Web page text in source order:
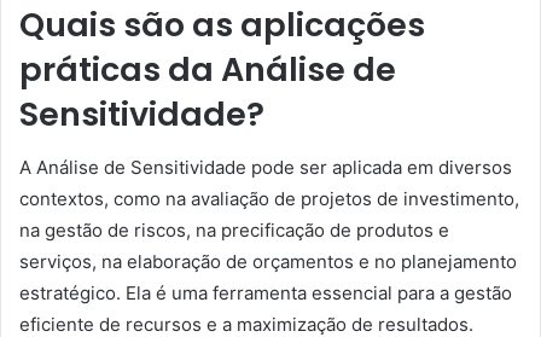
Quais são as aplicações
práticas da Análise de
Sensitividade?
A Análise de Sensitividade pode ser aplicada em diversos
contextos, como na avaliação de projetos de investimento,
na gestão de riscos, na precificação de produtos e
serviços, na elaboração de orçamentos e no planejamento
estratégico. Ela é uma ferramenta essencial para a gestão
eficiente de recursos e a maximização de resultados.